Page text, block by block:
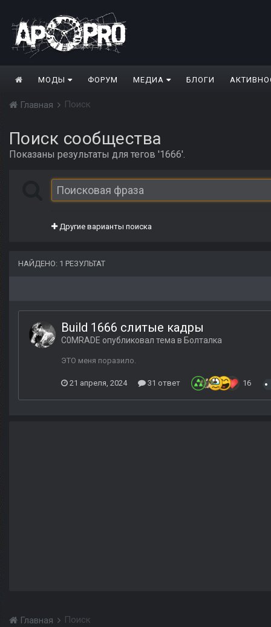
МОДЫ ФОРУМ МЕДИА БЛОГИ
Главная Поиск
Поиск сообщества
Показаны результаты для тегов '1666'.
Другие варианты поиска
НАЙДЕНО: 1 РЕЗУЛЬТАТ
Build 1666 слитые кадры
C0MRADE опубликовал тема в Болталка
ЭТО меня поразило.
21 апреля, 2024 31 ответ 16
Главная Поиск